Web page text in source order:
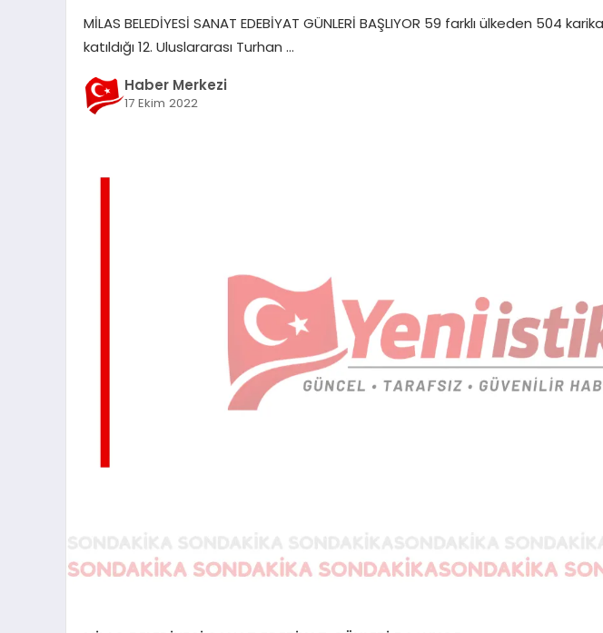
MİLAS BELEDİYESİ SANAT EDEBİYAT GÜNLERİ BAŞLIYOR 59 farklı ülkeden 504
katıldığı 12. Uluslararası Turhan …
Haber Merkezi
17 Ekim 2022